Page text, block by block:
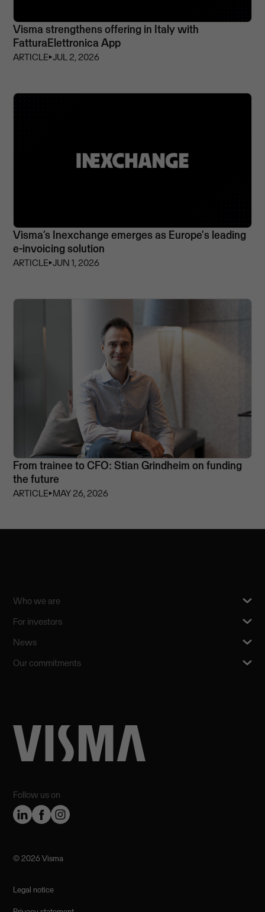
Visma strengthens offering in Italy with
FatturaElettronica App
ARTICLE⏵JUL 2, 2026
Visma’s Inexchange emerges as Europe's leading
e-invoicing solution
ARTICLE⏵JUN 1, 2026
From trainee to CFO: Stian Grindheim on funding
the future
ARTICLE⏵MAY 26, 2026
Follow us on
Who we are
For investors
News
Our commitments
©️ 2026 Visma
Legal notice